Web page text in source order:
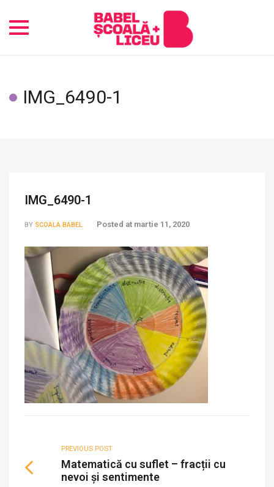
Toggle
IMG_6490-1
IMG_6490-1
BY SCOALA BABEL Posted at martie 11, 2020
PREVIOUS POST
Matematică cu suflet – fracții cu
nevoi și sentimente